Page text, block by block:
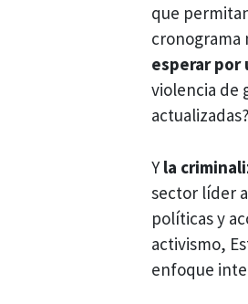
que
cronograma
esperar por
violencia de
actualizadas?
Yla
sector líder
políticas y
activismo,
enfoque